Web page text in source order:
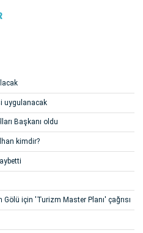
uygulanacak
Başkanı oldu
kimdir?
için 'Turizm Master Planı' çağrısı